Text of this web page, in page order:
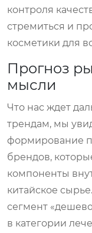
контроля
стремиться и
косметики для
Прогноз
мысли
Что нас ждет
трендам, мы
формирование
брендов,
компоненты
китайское
сегмент
в категории